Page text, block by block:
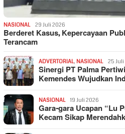
NASIONAL 29 Juli 2026
Berderet Kasus, Kepercayaan
Terancam
ADVERTORIAL, NASIONAL 25
Sinergi PT Palma
Kemendes Wujudkan
NASIONAL 19 Juli 2026
Gara-gara Ucapan “Lu
Kecam Sikap